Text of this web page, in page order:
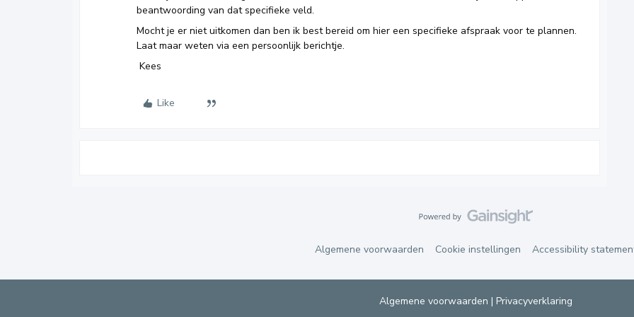
beantwoording van dat specifieke veld.
Mocht je er niet uitkomen dan ben ik best bereid om hier een specifieke afspraak voor te plannen.
Laat maar weten via een persoonlijk berichtje.
Kees
Like
Algemene voorwaarden Cookie instellingen Accessibility
Algemene voorwaarden | Privacyverklaring